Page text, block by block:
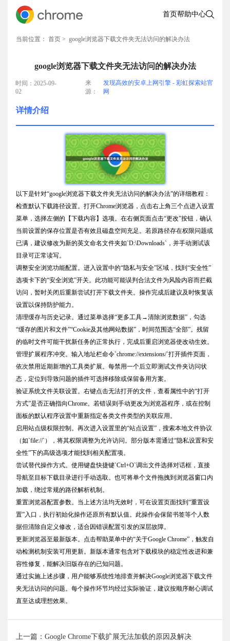
首页帮助中心
当前位置： 首页 > google浏览器下载文件夹无法访问的解决办法
google浏览器下载文件夹无法访问的解决办法
时间：2025-09-
02
来
源：
发现高效的安卓上网引擎 - 彩虹探索站官
网
详情介绍
以下是针对“google浏览器下载文件夹无法访问的解决办法”的详细教程：
检查默认下载路径设置。打开Chrome浏览器，点击右上角三个点进入设置
菜单，选择左侧的【下载内容】选项。在右侧页面点击“更改”按钮，确认
当前设置的保存位置是否有效且磁盘空间充足。若原路径存在权限问题或
已满，建议修改为新的英文命名文件夹如`D:\Downloads`，并手动测试该
目录可正常读写。
调整安全浏览功能配置。进入设置中的“隐私与安全”区域，找到“安全性”
选项卡下的“安全浏览”开关。此功能可能误判合法文件为风险内容而拦截
访问，暂时关闭后重新尝试打开下载文件夹。操作完成后建议及时恢复该
设置以保持防护能力。
清理缓存与历史记录。通过菜单选择“更多工具→清除浏览数据”，勾选
“缓存的图片和文件”“Cookie及其他网站数据”，时间范围选“全部”。残留
的临时文件可能干扰新任务的正常执行，完成后重启浏览器使改动生效。
管理扩展程序冲突。输入地址栏命令`chrome://extensions/`打开插件页面，
依次禁用近期新增的工具类扩展。每禁用一个后立即测试文件夹访问状
态，定位到导致问题的插件可选择移除或保留备用方案。
验证系统文件关联设置。右键点击无法打开的文件，查看属性中的“打开
方式”是否正确指向Chrome。若错误则手动更改为浏览器程序，或在控制
面板的默认程序设置中重新指定各类文件类型的关联应用。
启用站点级权限控制。再次进入设置里的“站点设置”，搜索本地文件协议
（如`file://`），将其权限调整为允许访问。部分版本需通过“隐私设置和安
全性”下的高级选项才能找到相关配置项。
尝试替代操作方式。使用键盘快捷键`Ctrl+O`调出文件选择对话框，直接
导航至目标下载目录进行手动选取。也可将单个文件拖拽到浏览器窗口内
加载，绕过常规的路径解析机制。
重置浏览器配置参数。当上述方法均无效时，可在设置页面找到“重置设
置”入口，执行初始化操作还原所有默认值。此操作会保留书签等个人数
据但清除自定义修改，适合因错误配置引发的深层故障。
更新浏览器至最新版本。点击帮助菜单中的“关于Google Chrome”，触发自
动检测机制安装可用更新。新版本通常包含对下载模块的稳定性改进和兼
容性修复，能解决旧版存在的已知问题。
通过实施上述步骤，用户能够系统性地排查并解决Google浏览器下载文件
夹无法访问的问题。每个操作环节均经过实际验证，建议按顺序耐心调试
直至达成理想效果。
上一篇：Google Chrome下载扩展无法加载的原因及解决